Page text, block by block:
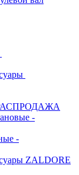
-
-
ZALDORE